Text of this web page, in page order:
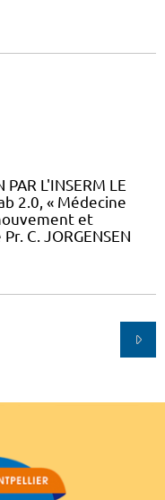
PAR L'INSERM LE
2.0, « Médecine
et
C. JORGENSEN